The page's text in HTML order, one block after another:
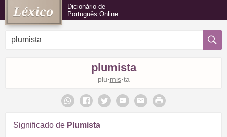
Dicionário de
Português Online
plumista
plu·mis·ta
Significado de Plumista